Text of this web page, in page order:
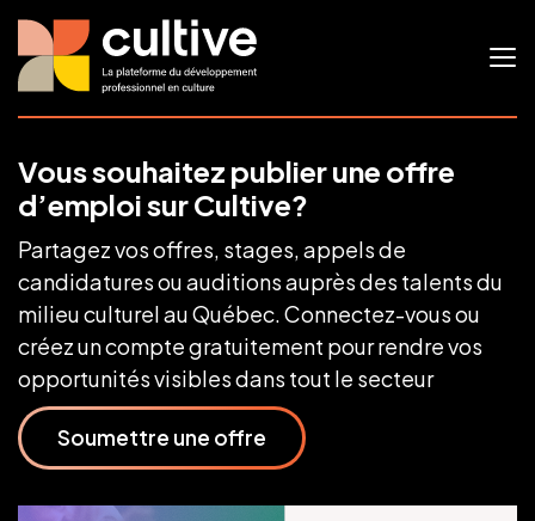
Vous souhaitez publier une offre
d’emploi sur Cultive?
Partagez vos offres, stages, appels de
candidatures ou auditions auprès des talents du
milieu culturel au Québec. Connectez-vous ou
créez un compte gratuitement pour rendre vos
opportunités visibles dans tout le secteur
Soumettre une offre